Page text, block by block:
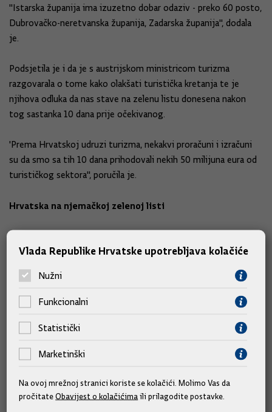
"Istarska županija ima izuzetno dobar odaziv - preko 60 posto,
Dubrovačko-neretvanska županija, Zadarska županija", dodala
je.
Podsjetila je i da je s austrijskom ministricom turizma
razgovarala o tome kako olakšati turistička kretanja te je
njihova odluka da nas stave na zelenu listu donesena nakon
tog sastanka 10 dana prije očekivanog.
'Prema Hrvatskoj udruzi turizma, nekakvi proračuni i izračuni
su da smo sa tih 10 dana prihodovali nekih 50 milijuna eura od
turističkog sektora", poručila je.
Hrvatska na njemačkoj zelenoj listi
poručila je: 'Prema onome što smo čuli na sastanku koji smo
održali na 66. sastanku Svjetske turističke organizacije i
komentarima mojih kolega, mislim da smo napravili izuzetno
dobar posao što potvrđuju i brojke. Hrvatska je od danas i za
vraćaju više ne moraju ići niti u karantenu niti je potrebno
kazala da su domaći turisti izuzetno važni te je zbog toga
pokrenuta kampanja ruralne Hrvatske: Doživi domaće i istraži
Vlada Republike Hrvatske upotrebljava kolačiće
Nužni
Funkcionalni
Statistički
Marketinški
Na ovoj mrežnoj stranici koriste se kolačići. Molimo Vas da
pročitateObavijest o kolačićima ili prilagodite postavke.